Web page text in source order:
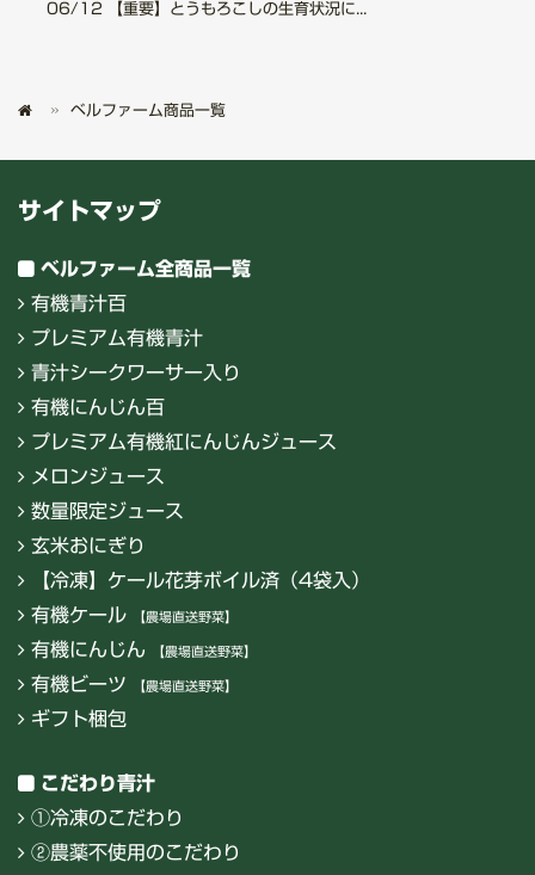
06/12 【重要】とうもろこしの生育状況に...
ベルファーム商品一覧
サイトマップ
ベルファーム全商品一覧
有機青汁百
プレミアム有機青汁
青汁シークワーサー入り
有機にんじん百
プレミアム有機紅にんじんジュース
メロンジュース
数量限定ジュース
玄米おにぎり
【冷凍】ケール花芽ボイル済（4袋入）
有機ケール
【農場直送野菜】
有機にんじん 【農場直送野菜】
有機ビーツ 【農場直送野菜】
ギフト梱包
こだわり青汁
①冷凍のこだわり
②農薬不使用のこだわり